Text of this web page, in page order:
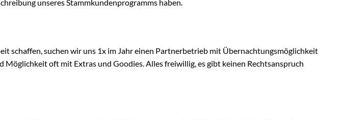
unseres Stammkundenprogramms haben.
schaffen, suchen wir uns 1x im Jahr einen Partnerbetrieb mit Übernachtungsmöglichkeit
oft mit Extras und Goodies. Alles freiwillig, es gibt keinen Rechtsanspruch